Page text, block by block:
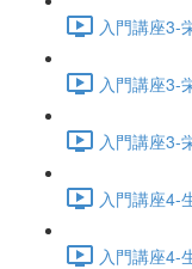
入門講座3-
入門講座3-
入門講座3-
入門講座4-
入門講座4-